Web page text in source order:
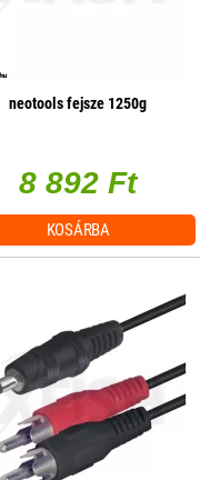
neotools fejsze 1250g
8 892 Ft
KOSÁRBA